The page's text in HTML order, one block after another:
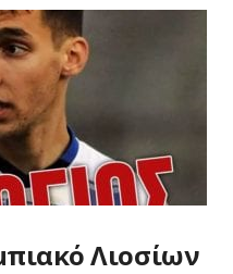
Λιοσίων